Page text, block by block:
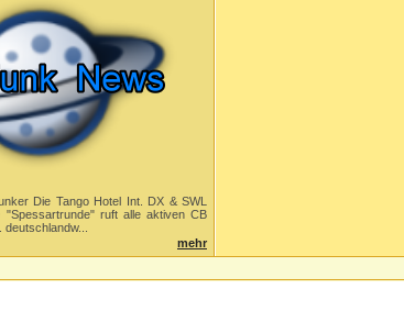
Die Tango Hotel Int. DX & SWL
"Spessartrunde" ruft alle aktiven CB
mehr